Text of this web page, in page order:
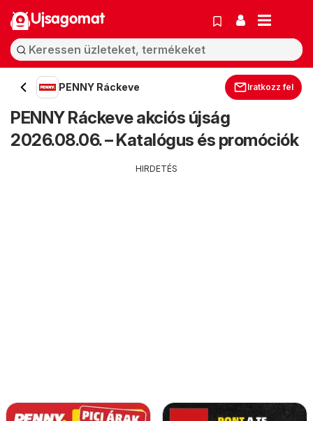
Ujsagomat
PENNY Ráckeve Iratkozz fel
PENNY Ráckeve akciós újság
2026.08.06. – Katalógus és promóciók
HIRDETÉS